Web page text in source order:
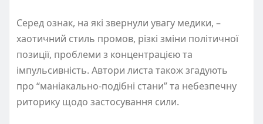
Серед ознак, на які звернули увагу медики, –
хаотичний стиль промов, різкі зміни політичної
позиції, проблеми з концентрацією та
імпульсивність. Автори листа також згадують
про “маніакально-подібні стани” та небезпечну
риторику щодо застосування сили.